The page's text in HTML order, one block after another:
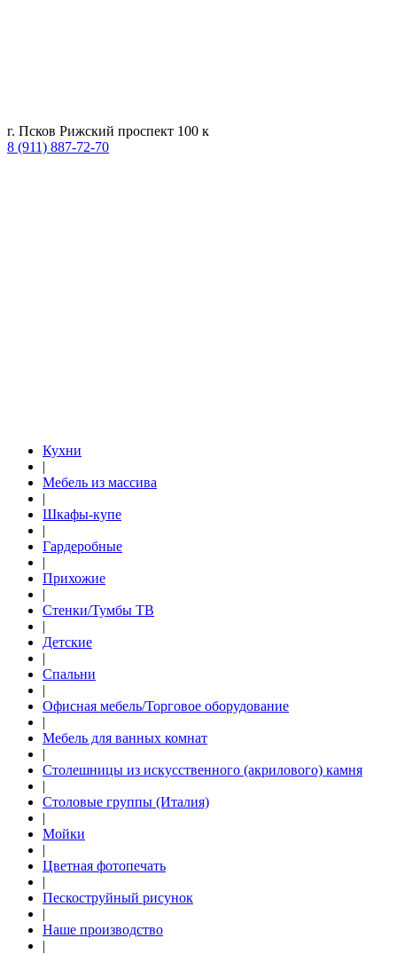
г. Псков Рижский проспект 100 к
8 (911) 887-72-70
Кухни
|
Мебель из массива
|
Шкафы-купе
|
Гардеробные
|
Прихожие
|
Стенки/Тумбы ТВ
|
Детские
|
Спальни
|
Офисная мебель/Торговое оборудование
|
Мебель для ванных комнат
|
Столешницы из искусственного (акрилового) камня
|
Столовые группы (Италия)
|
Мойки
|
Цветная фотопечать
|
Пескоструйный рисунок
|
Наше производство
|